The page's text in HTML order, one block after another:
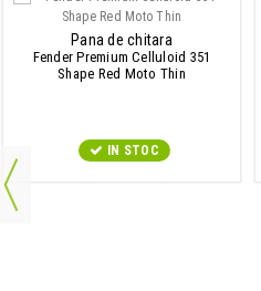
Pana de chitara
Fender Premium Celluloid 351
Shape Red Moto Thin
IN STOC